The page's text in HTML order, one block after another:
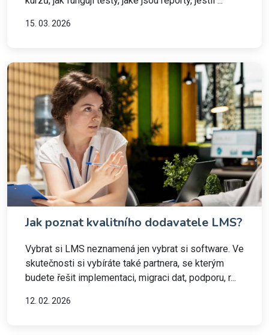
15. 03. 2026
Jak poznat kvalitního dodavatele LMS?
Vybrat si LMS neznamená jen vybrat si software. Ve
skutečnosti si vybíráte také partnera, se kterým
budete řešit implementaci, migraci dat, podporu, r...
12. 02. 2026